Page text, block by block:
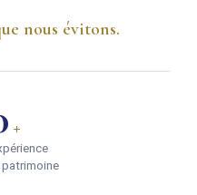
nous évitons.
+
patrimoine